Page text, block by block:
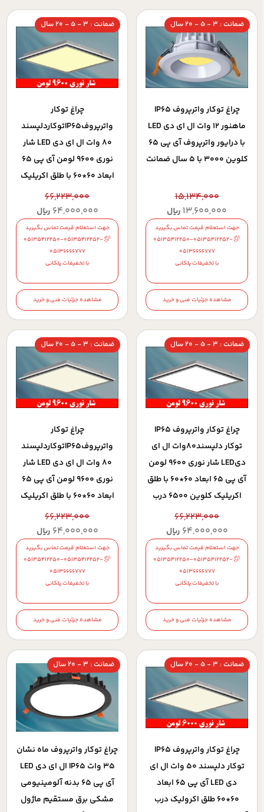
ضمانت : 3 - 5 - 20 سال
چراغ توکار واترپروف IP65
ماهنور 12 وات ال ای دی LED
با درایور واترپروف آی پی 65
کلوین 3000 با 5 سال ضمانت
15,134,000
13,600,000 ریال
جهت استعلام قیمت تماس بگیرید
05135412250-05135412252-
05136666777
با تخفیفات پلکانی
مشاهده جزئیات فنی و خرید
ضمانت : 3 - 5 - 20 سال
چراغ توکار
واترپروفIP65توکاردلپسند
80 وات ال ای دی LED شار
نوری 9600 لومن آی پی 65
ابعاد 60*60 با طلق اکریلیک
کلوین 4000 درب
آلومینیومی با 5 سال ضمانت
66,223,000
64,000,000 ریال
جهت استعلام قیمت تماس بگیرید
05135412250-05135412252-
05136666777
با تخفیفات پلکانی
مشاهده جزئیات فنی و خرید
ضمانت : 3 - 5 - 20 سال
چراغ توکار واترپروف IP65
توکار دلپسند80وات ال ای
دیLED شار نوری 9600 لومن
آی پی 65 ابعاد 60*60 با طلق
اکریلیک کلوین 6500 درب
آلومینیومی با 5 سال ضمانت66,223,000
64,000,000 ریال
جهت استعلام قیمت تماس بگیرید
05135412250-05135412252-
05136666777
با تخفیفات پلکانی
مشاهده جزئیات فنی و خرید
ضمانت : 3 - 5 - 20 سال
چراغ توکار
واترپروفIP65توکاردلپسند
80 وات ال ای دی LED شار
نوری 9600 لومن آی پی 65
ابعاد 60*60 با طلق اکریلیک
کلوین 5000 درب
آلومینیومی با 5 سال ضمانت
66,223,000
64,000,000 ریال
جهت استعلام قیمت تماس بگیرید
05135412250-05135412252-
05136666777
با تخفیفات پلکانی
مشاهده جزئیات فنی و خرید
ضمانت : 3 - 5 - 20 سال
چراغ توکار واترپروف IP65
توکار دلپسند 50 وات ال ای
دی LED آی پی 65 ابعاد
60*60 طلق اکرولیک درب
ضمانت : 3 - 20 سال
چراغ توکار واترپروف ماه نشان
35 وات IP65 ال ای دی LED
آی پی 65 بدنه آلومینیومی
مشکی برق مستقیم ماژول